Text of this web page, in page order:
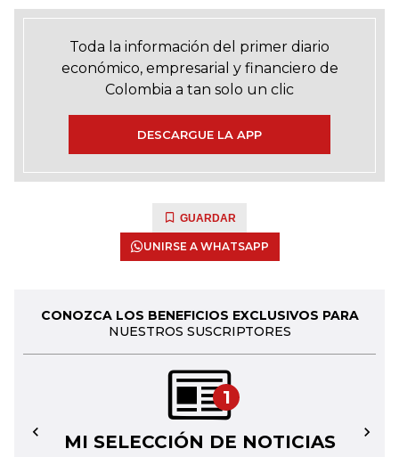
Toda la información del primer diario
económico, empresarial y financiero de
Colombia a tan solo un clic
DESCARGUE LA APP
GUARDAR
UNIRSE A WHATSAPP
CONOZCA LOS BENEFICIOS EXCLUSIVOS PARA
NUESTROS SUSCRIPTORES
1
MI SELECCIÓN DE NOTICIAS
← →